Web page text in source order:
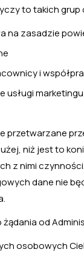
to takich grup
na zasadzie
i
usługi
przetwarzane
niż jest to
z nimi
dane nie
żądania od
osobowych